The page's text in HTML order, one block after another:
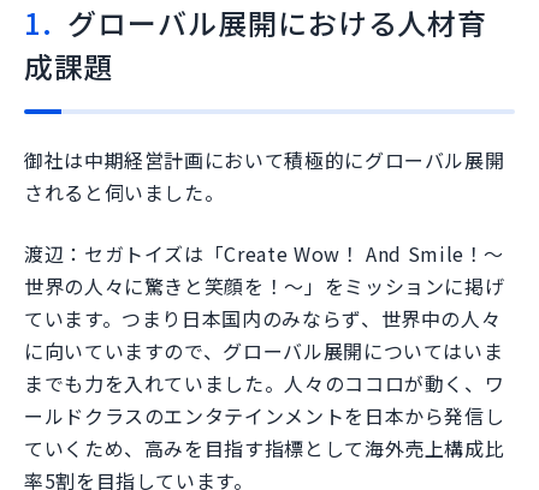
グローバル展開における人材育
成課題
御社は中期経営計画において積極的にグローバル展開
されると伺いました。
渡辺：セガトイズは「Create Wow！ And Smile！～
世界の人々に驚きと笑顔を！～」をミッションに掲げ
ています。つまり日本国内のみならず、世界中の人々
に向いていますので、グローバル展開についてはいま
までも力を入れていました。人々のココロが動く、ワ
ールドクラスのエンタテインメントを日本から発信し
ていくため、高みを目指す指標として海外売上構成比
率5割を目指しています。